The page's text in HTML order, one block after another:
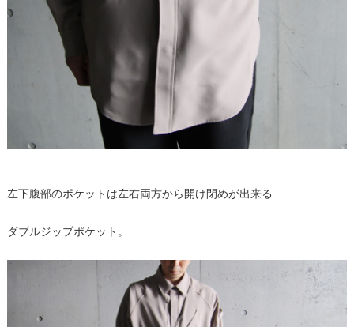
左下腹部のポケットは左右両方から開け閉めが出来る
ダブルジップポケット。